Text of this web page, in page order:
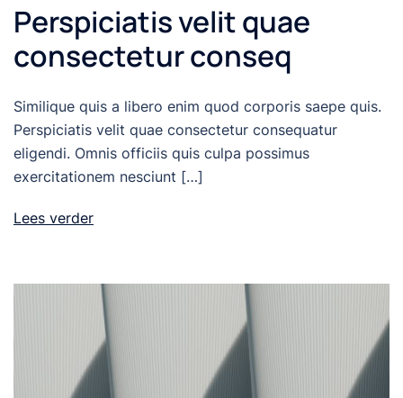
Perspiciatis velit quae
consectetur conseq
Similique quis a libero enim quod corporis saepe quis.
Perspiciatis velit quae consectetur consequatur
eligendi. Omnis officiis quis culpa possimus
exercitationem nesciunt […]
Lees verder